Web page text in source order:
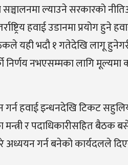
सञ्चालनमा ल्याउने सरकारको
हवाई उडानमा प्रयोग हुने
यही भदौ १ गतेदेखि लागू
नभएसम्मका लागि मूल्यमा
गर्न हवाई इन्धनदेखि टिकट
मन्त्री र पदाधिकारीसहित
अध्ययन गर्न बनेको